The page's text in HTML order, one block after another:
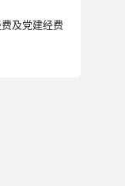
及党建经费